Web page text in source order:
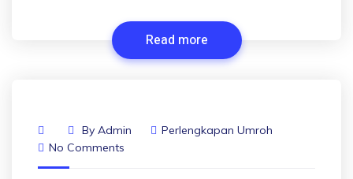
Read more
By Admin
Perlengkapan Umroh
No Comments